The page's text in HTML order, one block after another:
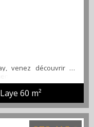
venez découvrir ce
offrant une entrée
une cuisine séparée
salle de bain, un WC
dans la résidence.
rapidement
93 47
60 m²